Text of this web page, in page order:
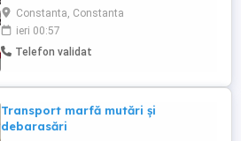
modele de Fiat, Opel, Fengshen. Verifică
dacă modelul tău se află în lista de mai
jos. Sătul de unknown error la o diagnoza
pe tester multi-marcă? Deții un model din
modelele incluzand ...
Constanta, Constanta
ieri 00:57
Telefon validat
Transport marfă mutări și
debarasări